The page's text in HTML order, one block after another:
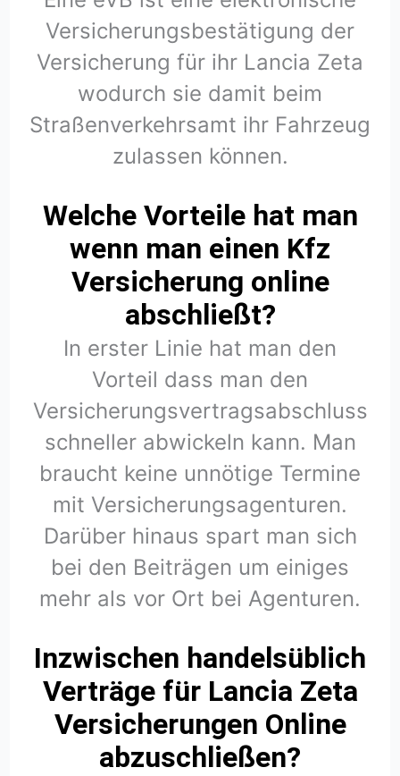
Versicherungsbestätigung der
Versicherung für ihr Lancia Zeta
wodurch sie damit beim
Straßenverkehrsamt ihr Fahrzeug
zulassen können.
Welche Vorteile hat man
wenn man einen Kfz
Versicherung online
abschließt?
In erster Linie hat man den
Vorteil dass man den
Versicherungsvertragsabschluss
schneller abwickeln kann. Man
braucht keine unnötige Termine
mit Versicherungsagenturen.
Darüber hinaus spart man sich
bei den Beiträgen um einiges
mehr als vor Ort bei Agenturen.
Inzwischen handelsüblich
Verträge für Lancia Zeta
Versicherungen Online
abzuschließen?